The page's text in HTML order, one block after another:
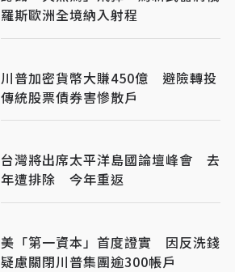
羅斯歐洲全境納入射程
川普加密貨幣大賺450億 避險轉投
傳統股票債券害慘散戶
台灣將出席太平洋島國論壇峰會 去
年遭排除 今年重返
美「第一資本」首度證實 因反洗錢
疑慮關閉川普集團逾300帳戶